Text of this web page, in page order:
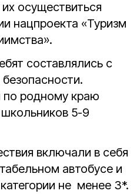
осуществиться
нацпроекта «Туризм
составлялись с
по родному краю
5-9
включали в себя
автобусе и
не менее 3*.